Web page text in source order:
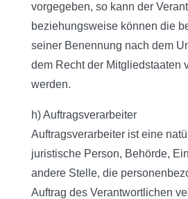
vorgegeben, so kann der
beziehungsweise können die
seiner Benennung nach dem
dem Recht der Mitgliedstaaten
werden.
h) Auftragsverarbeiter
Auftragsverarbeiter ist eine
juristische Person, Behörde,
andere Stelle, die
Auftrag des Verantwortlichen